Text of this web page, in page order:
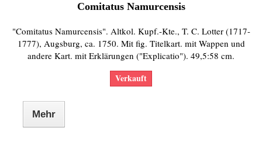
Comitatus Namurcensis
"Comitatus Namurcensis". Altkol. Kupf.-Kte., T. C. Lotter (1717-
1777), Augsburg, ca. 1750. Mit fig. Titelkart. mit Wappen und
andere Kart. mit Erklärungen ("Explicatio"). 49,5:58 cm.
Verkauft
Mehr